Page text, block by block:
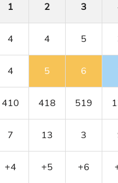
1 2 3
4 4 5
4 5 6
410 418 519
7 13 3
+4 +5 +6